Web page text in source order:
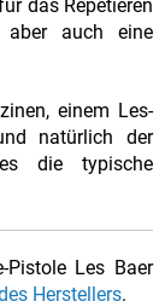
das Repetieren
auch eine
einem Les-
natürlich der
die typische
Pistole Les Baer
Herstellers.